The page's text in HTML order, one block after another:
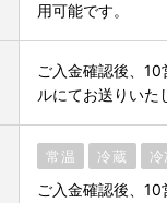
用可能です。
ご入金確認後、
ルにてお送りいた
常温 冷蔵 冷
ご入金確認後、